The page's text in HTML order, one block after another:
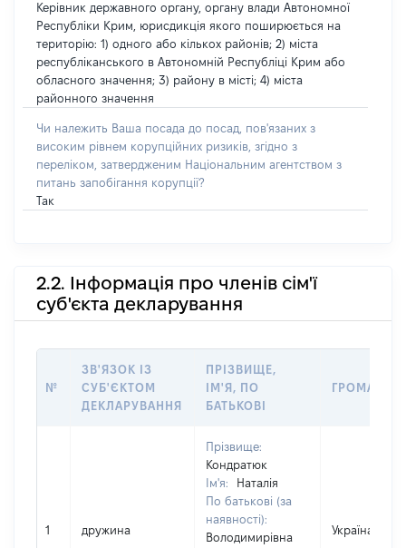
Керівник державного органу, органу влади Автономної
Республіки Крим, юрисдикція якого поширюється на
територію: 1) одного або кількох районів; 2) міста
республіканського в Автономній Республіці Крим або
обласного значення; 3) району в місті; 4) міста
районного значення
Чи належить Ваша посада до посад, пов'язаних з
високим рівнем корупційних ризиків, згідно з
переліком, затвердженим Національним агентством з
питань запобігання корупції?
Так
2.2. Інформація про членів сім'ї
суб'єкта декларування
№
ЗВ'ЯЗОК ІЗ
СУБ'ЄКТОМ
ДЕКЛАРУВАННЯ
ПРІЗВИЩЕ,
ІМ'Я, ПО
БАТЬКОВІ
1 дружина
Прізвище:
Кондратюк
Ім'я:
Наталія
По батькові (за
наявності):
Володимирівна
Україна